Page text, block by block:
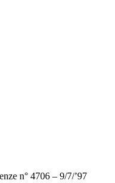
n° 4706 – 9/7/’97